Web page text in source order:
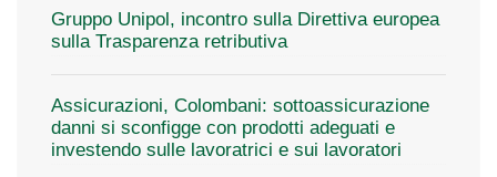
Gruppo Unipol, incontro sulla Direttiva europea
sulla Trasparenza retributiva
Assicurazioni, Colombani: sottoassicurazione
danni si sconfigge con prodotti adeguati e
investendo sulle lavoratrici e sui lavoratori